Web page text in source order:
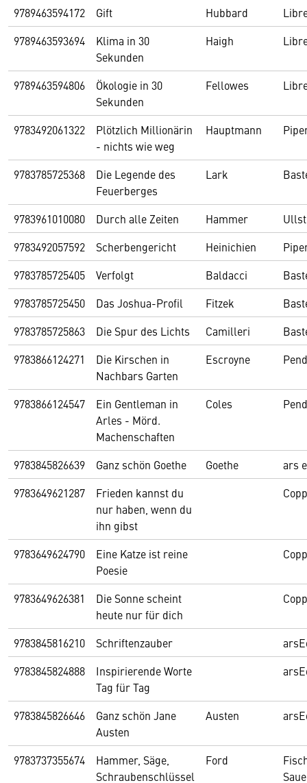
9789463594172 Gift Hubbard
9789463593694
Klima in 30
Sekunden
Haigh
9789463594806
Ökologie in 30
Sekunden
Fellowes
9783492061322
Plötzlich Millionärin
- nichts wie weg
Hauptmann
9783785725368
Die Legende des
Feuerberges
Lark
9783961010080 Durch alle Zeiten Hammer
9783492057592
Scherbengericht Heinichien
9783785725405
Verfolgt Baldacci
9783785725450
Das Joshua-Profil Fitzek
9783785725863
Die Spur des Lichts Camilleri
9783866124271
Die Kirschen in
Nachbars Garten
Escroyne
9783866124547
Ein Gentleman in
Arles - Mörd.
Machenschaften
Coles
9783845826639 Ganz schön Goethe Goethe
ars
9783649621287
Frieden kannst du
nur haben, wenn du
ihn gibst
9783649624790
Eine Katze ist reine
Poesie
9783649626381
Die Sonne scheint
heute nur für dich
9783845816210 Schriftenzauber
9783845824888
Inspirierende Worte
Tag für Tag
9783845826646
Ganz schön Jane
Austen
Austen
9783737355674
Hammer, Säge,
Schraubenschlüssel
Ford